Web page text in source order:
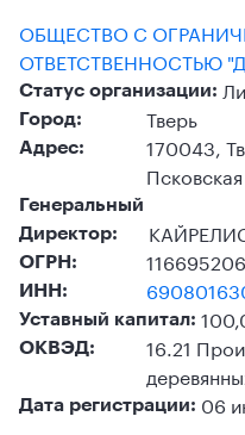
ОБЩЕСТВО С
ОТВЕТСТВЕННОСТЬЮ
Статус организации:
Город: Тверь
Адрес:
170043,
Генеральный
Директор:
ОГРН:
ИНН:
Уставный капитал:
ОКВЭД:
16.21
Дата регистрации: 06